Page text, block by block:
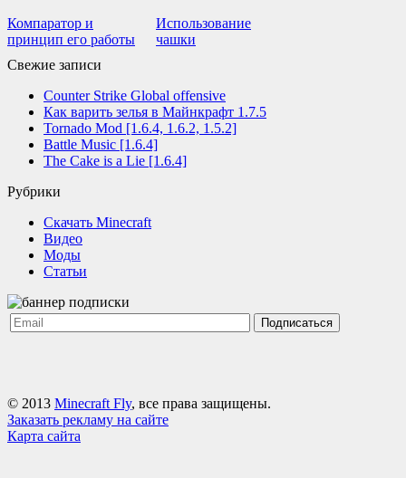
Компаратор и
принцип его работы
Использование
чашки
Свежие записи
Counter Strike Global offensive
Как варить зелья в Майнкрафт 1.7.5
Tornado Mod [1.6.4, 1.6.2, 1.5.2]
Battle Music [1.6.4]
The Cake is a Lie [1.6.4]
Рубрики
Cкачать Minecraft
Видео
Моды
Статьи
Подписаться
© 2013 Minecraft Fly, все права защищены.
Заказать рекламу на сайте
Карта сайта